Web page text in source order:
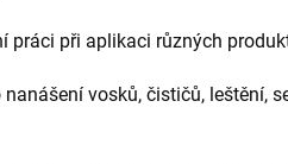
práci při aplikaci různých
vosků, čističů, leštění,